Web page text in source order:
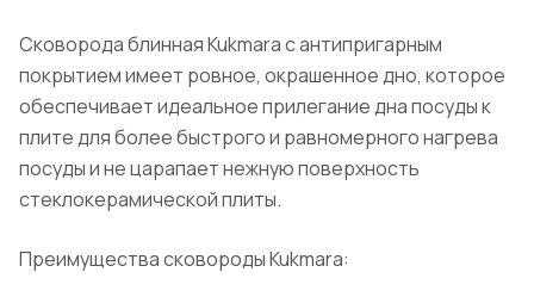
Сковорода блинная Kukmara с антипригарным
покрытием имеет ровное, окрашенное дно, которое
обеспечивает идеальное прилегание дна посуды к
плите для более быстрого и равномерного нагрева
посуды и не царапает нежную поверхность
стеклокерамической плиты.
Преимущества сковороды Kukmara: